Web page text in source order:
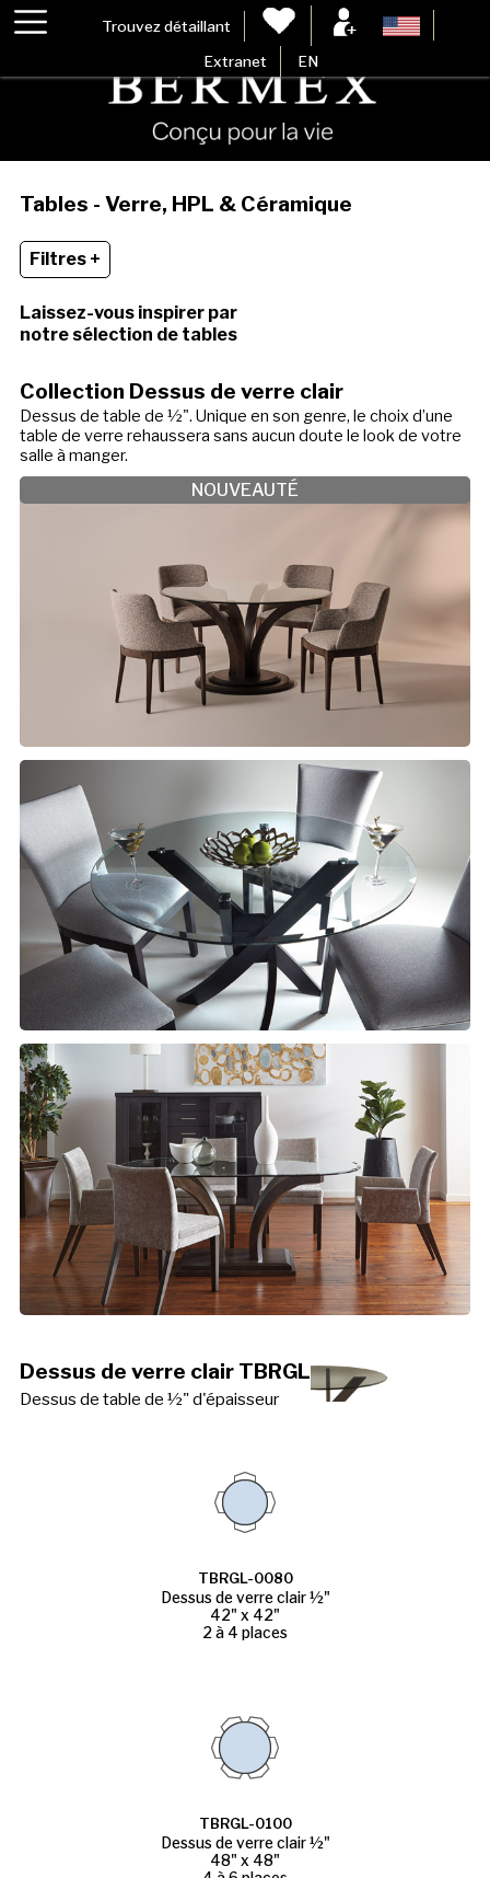
Trouvez détaillant
Extranet EN
Tables - Verre, HPL & Céramique
Filtres +
Laissez-vous inspirer par
notre sélection de tables
Collection Dessus de verre clair
Dessus de table de ½". Unique en son genre, le choix d’une
table de verre rehaussera sans aucun doute le look de votre
salle à manger.
NOUVEAUTÉ
Dessus de verre clair TBRGL
Dessus de table de ½" d'épaisseur
TBRGL-0080
Dessus de verre clair ½"
42" x 42"
2 à 4 places
TBRGL-0100
Dessus de verre clair ½"
48" x 48"